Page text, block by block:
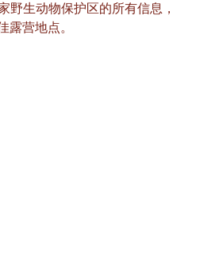
野生动物保护区的所有信息，
露营地点。